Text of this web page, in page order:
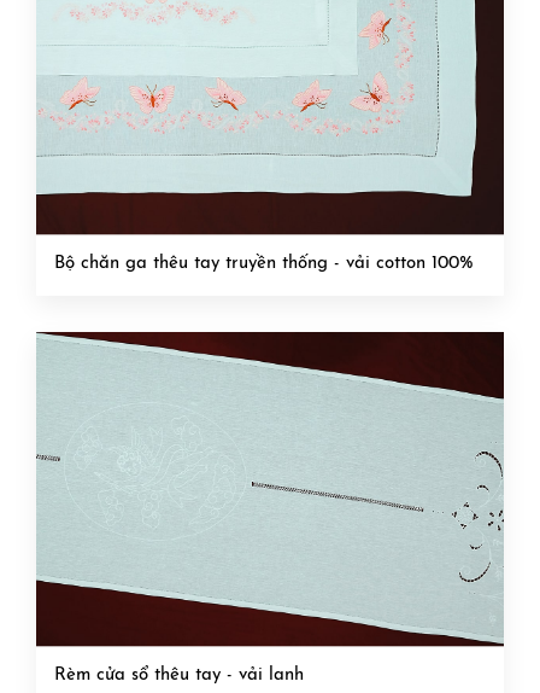
Bộ chăn ga thêu tay truyền thống - vải cotton 100%
Rèm cửa sổ thêu tay - vải lanh